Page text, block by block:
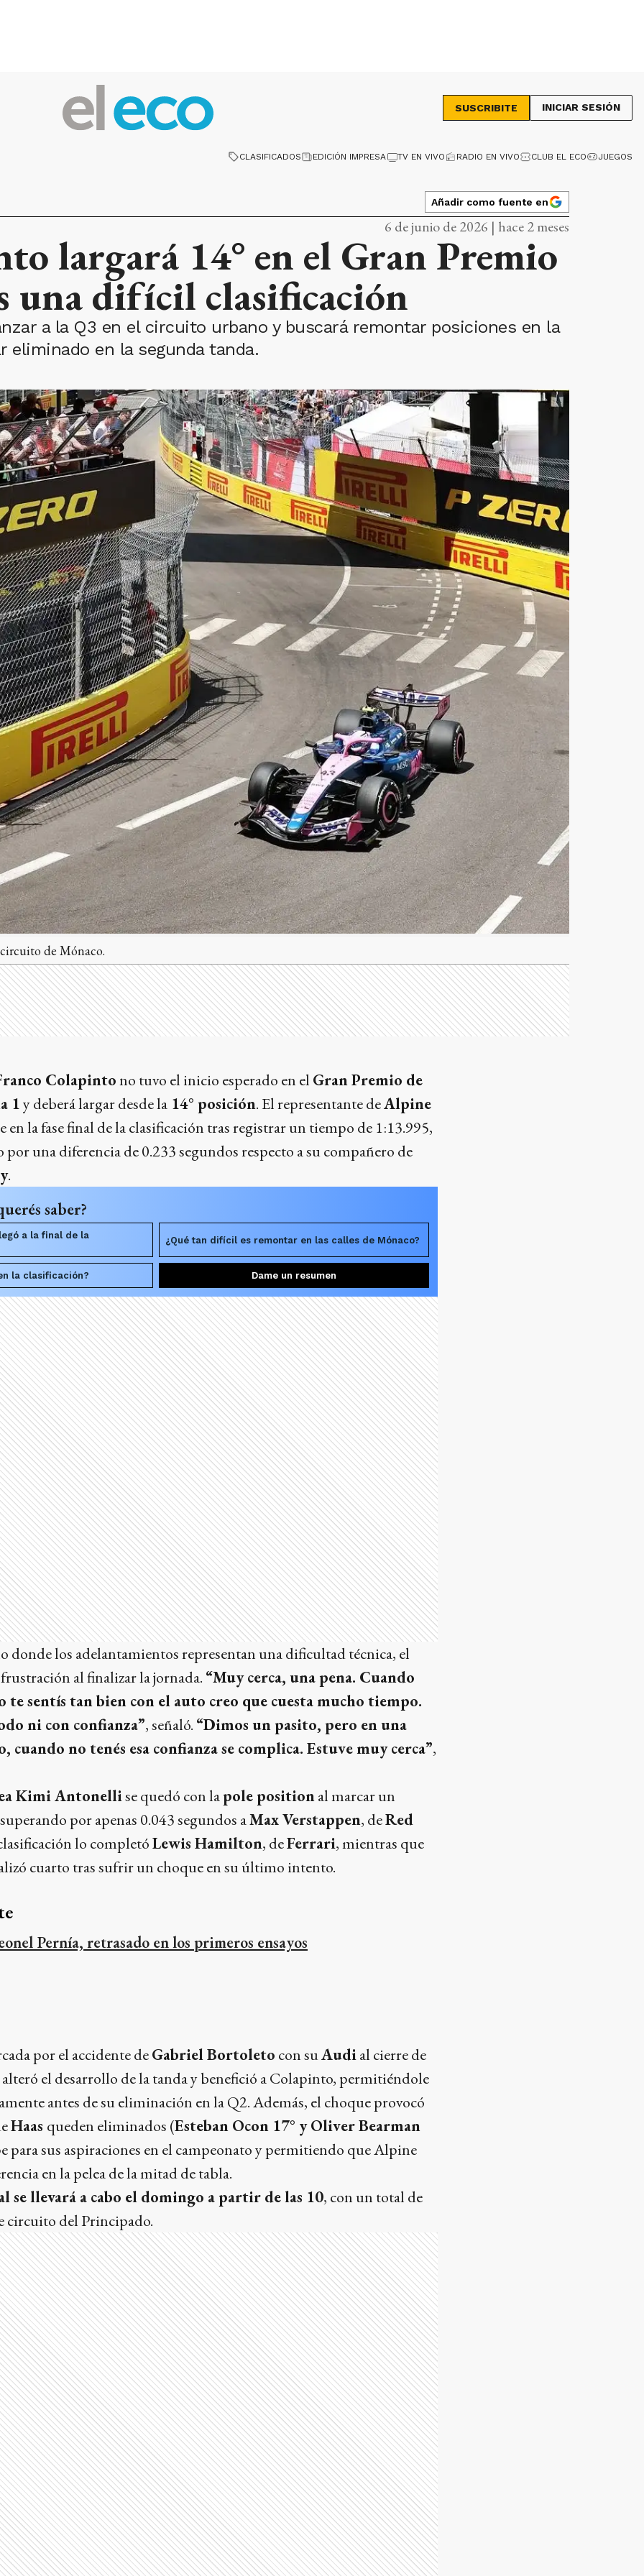
SUSCRIBITE INICIAR SESIÓN
CLASIFICADOS EDICIÓN IMPRESA TV EN VIVO RADIO EN VIVO CLUB EL ECO JUEGOS
Añadir como fuente en
6 de junio de 2026 | hace 2 meses
largará 14° en el Gran Premio
una difícil clasificación
a la Q3 en el circuito urbano y buscará remontar posiciones en la
eliminado en la segunda tanda.
de Mónaco.
Colapintono tuvo el inicio esperado en el Gran Premio de
1y deberá largar desde la 14° posición. El representante deAlpine
en la fase final de la clasificación tras registrar un tiempo de 1:13.995,
una diferencia de 0.233 segundos respecto a su compañero de
.
saber?
a la final de la ¿Qué tan difícil es remontar en las calles de Mónaco?
la clasificación? Dame un resumen
donde los adelantamientos representan una dificultad técnica, el
al finalizar la jornada. “Muy cerca, una pena. Cuando
te sentís tan bien con el auto creo que cuesta mucho tiempo.
ni con confianza”, señaló. “Dimos un pasito, pero en una
cuando no tenés esa confianza se complica. Estuve muy cerca”,
Kimi Antonellise quedó con lapole positional marcar un
por apenas 0.043 segundos aMax Verstappen, deRed
lo completóLewis Hamilton, deFerrari, mientras que
cuarto tras sufrir un choque en su último intento.
Pernía, retrasado en los primeros ensayos
por el accidente deGabriel Bortoleto con suAudial cierre de
el desarrollo de la tanda y benefició a Colapinto, permitiéndole
antes de su eliminación en la Q2. Además, el choque provocó
Haas queden eliminados (Esteban Ocon 17° y Oliver Bearman
para sus aspiraciones en el campeonato y permitiendo que Alpine
en la pelea de la mitad de tabla.
se llevará a cabo el domingo a partir de las 10, con un total de
circuito del Principado.